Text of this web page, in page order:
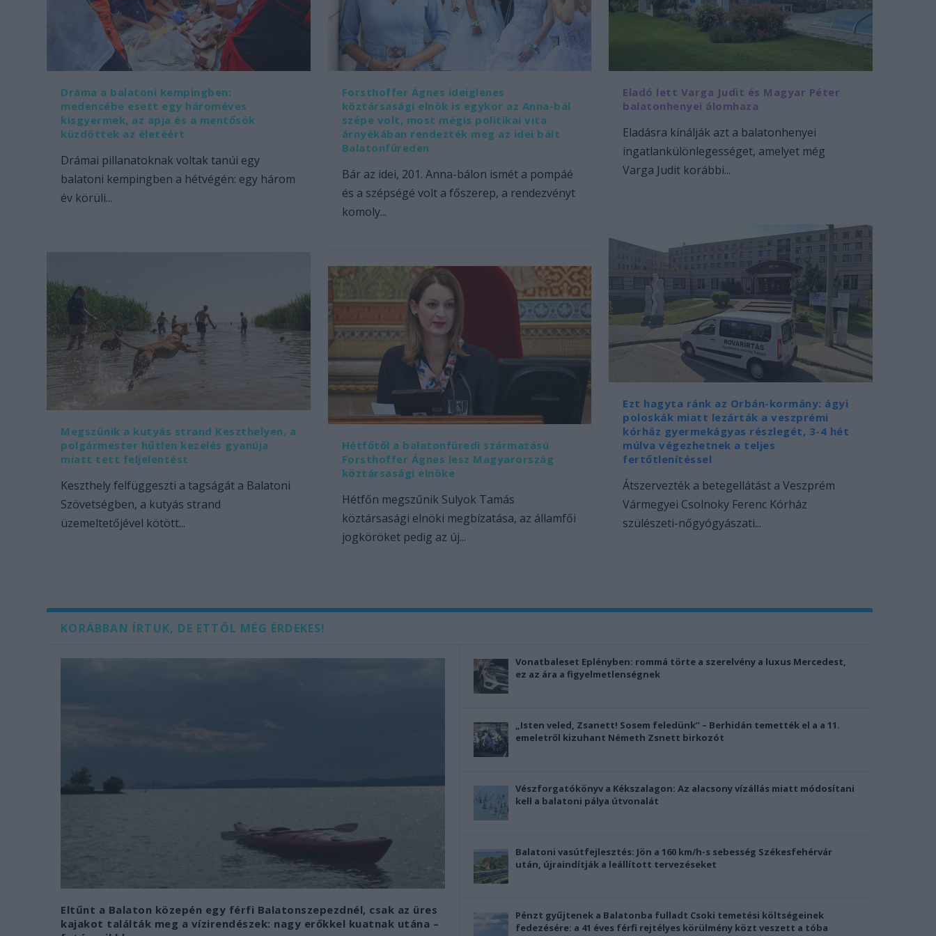
Dráma a balatoni kempingben:
medencébe esett egy hároméves
kisgyermek, az apja és a mentősök
küzdöttek az életéért
Drámai pillanatoknak voltak tanúi egy
balatoni kempingben a hétvégén: egy három
év körüli...
Megszűnik a kutyás strand Keszthelyen, a
polgármester hűtlen kezelés gyanúja
miatt tett feljelentést
Keszthely felfüggeszti a tagságát a Balatoni
Szövetségben, a kutyás strand
üzemeltetőjével kötött...
Forsthoffer Ágnes ideiglenes
köztársasági elnök is egykor az Anna-bál
szépe volt, most mégis politikai vita
árnyékában rendezték meg az idei bált
Balatonfüreden
Bár az idei, 201. Anna-bálon ismét a pompáé
és a szépségé volt a főszerep, a rendezvényt
komoly...
Hétfőtől a balatonfüredi származású
Forsthoffer Ágnes lesz Magyarország
köztársasági elnöke
Hétfőn megszűnik Sulyok Tamás
köztársasági elnöki megbízatása, az államfői
jogköröket pedig az új...
Eladó lett Varga Judit és Magyar Péter
balatonhenyei álomhaza
Eladásra kínálják azt a balatonhenyei
ingatlankülönlegességet, amelyet még
Varga Judit korábbi...
Ezt hagyta ránk az Orbán-kormány: ágyi
poloskák miatt lezárták a veszprémi
kórház gyermekágyas részlegét, 3-4 hét
múlva végezhetnek a teljes
fertőtlenítéssel
Átszervezték a betegellátást a Veszprém
Vármegyei Csolnoky Ferenc Kórház
szülészeti-nőgyógyászati...
KORÁBBAN ÍRTUK, DE ETTŐL MÉG ÉRDEKES!
Eltűnt a Balaton közepén egy férfi Balatonszepezdnél, csak az üres
kajakot találták meg a vízirendészek: nagy erőkkel kuatnak utána –
Vonatbaleset Eplényben: rommá törte a szerelvény a luxus Mercedest,
ez az ára a figyelmetlenségnek
„Isten veled, Zsanett! Sosem feledünk” – Berhidán temették el a a 11.
emeletről kizuhant Németh Zsnett birkozót
Vészforgatókönyv a Kékszalagon: Az alacsony vízállás miatt módosítani
kell a balatoni pálya útvonalát
Balatoni vasútfejlesztés: Jön a 160 km/h-s sebesség Székesfehérvár
után, újraindítják a leállított tervezéseket
Pénzt gyűjtenek a Balatonba fulladt Csoki temetési költségeinek
fedezésére: a 41 éves férfi rejtélyes körülmény közt veszett a tóba